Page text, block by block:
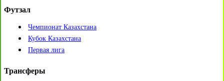
Футзал
Чемпионат Казахстана
Кубок Казахстана
Первая лига
Трансферы